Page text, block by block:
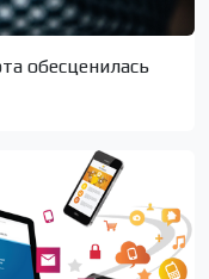
обесценилась